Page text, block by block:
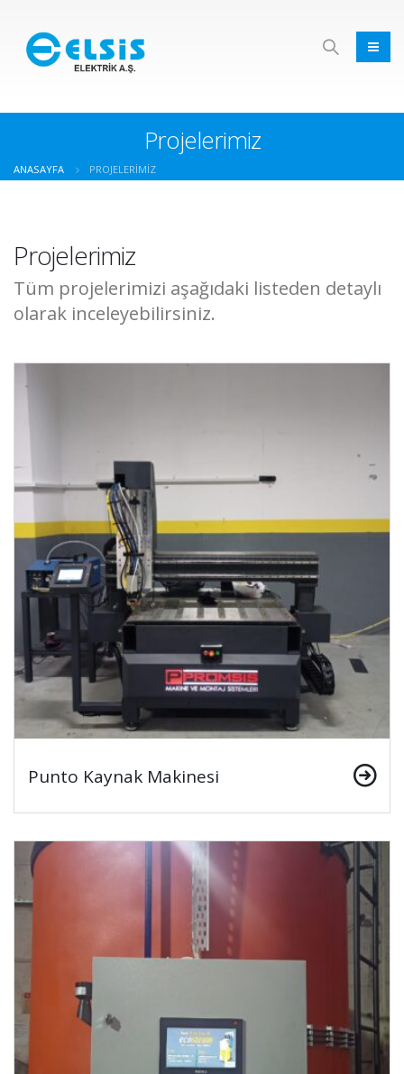
Projelerimiz
ANASAYFA PROJELERIMIZ
Projelerimiz
Tüm projelerimizi aşağıdaki listeden detaylı
olarak inceleyebilirsiniz.
Punto Kaynak Makinesi